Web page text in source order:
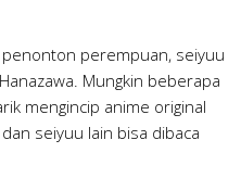
perempuan, seiyuu
Mungkin beberapa
mengincip anime original
seiyuu lain bisa dibaca